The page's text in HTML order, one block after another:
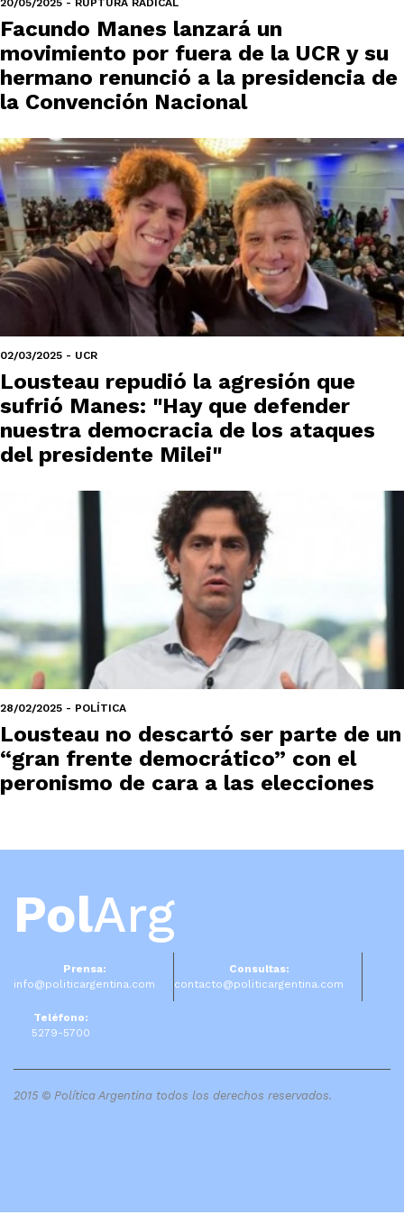
20/05/2025 - RUPTURA RADICAL
Facundo Manes lanzará un
movimiento por fuera de la UCR y su
hermano renunció a la presidencia de
la Convención Nacional
02/03/2025 - UCR
Lousteau repudió la agresión que
sufrió Manes: "Hay que defender
nuestra democracia de los ataques
del presidente Milei"
28/02/2025 - POLÍTICA
Lousteau no descartó ser parte de un
“gran frente democrático” con el
peronismo de cara a las elecciones
PolArg
Prensa:
info@politicargentina.com
Consultas:
contacto@politicargentina.com
Teléfono:
5279-5700
2015 © Política Argentina todos los derechos reservados.